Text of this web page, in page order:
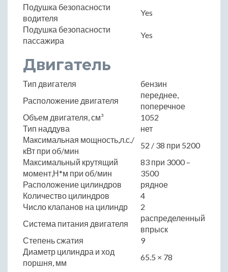
Подушка безопасности
водителя
Yes
Подушка безопасности
пассажира
Yes
Двигатель
Тип двигателя
бензин
Расположение двигателя
переднее,
поперечное
Объем двигателя, см³
1052
Тип наддува
нет
Максимальная мощность,л.с./
кВт при об/мин
52 / 38 при 5200
Максимальный крутящий
момент,Н*м при об/мин
83 при 3000 –
3500
Расположение цилиндров
рядное
Количество цилиндров
4
Число клапанов на цилиндр
2
Система питания двигателя
распределенный
впрыск
Степень сжатия
9
Диаметр цилиндра и ход
поршня, мм
65.5 × 78